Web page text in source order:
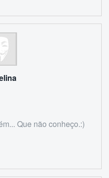
Que não conheço.:)